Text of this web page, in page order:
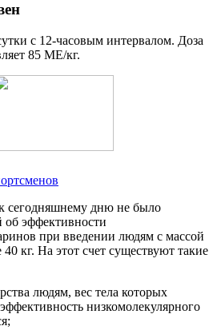
с 12-часовым интервалом. Доза
85 МЕ/кг.
сегодняшнему дню не было
об эффективности
при введении людям с массой
кг. На этот счет существуют такие
людям, вес тела которых
низкомолекулярного